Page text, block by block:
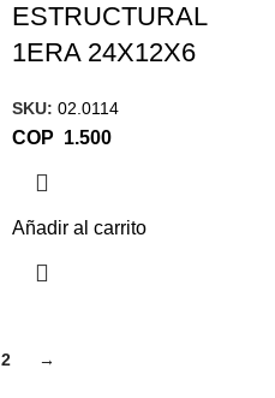
ESTRUCTURAL
1ERA 24X12X6
SKU: 02.0114
COP
Añadir al carrito
2 →